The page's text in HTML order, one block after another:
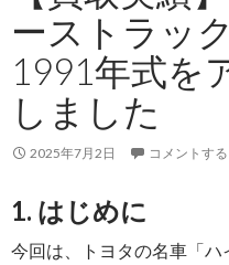
ーストラッ
1991年式を
しました
2025年7月2日 コメントする
1. はじめに
今回は、トヨタの名車「ハ